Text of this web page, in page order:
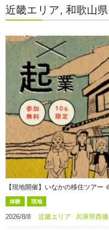
近畿エリア, 和歌山県
【現地開催】いなかの移住ツア
体験 現地
2026/8/8 近畿エリア 兵庫県西